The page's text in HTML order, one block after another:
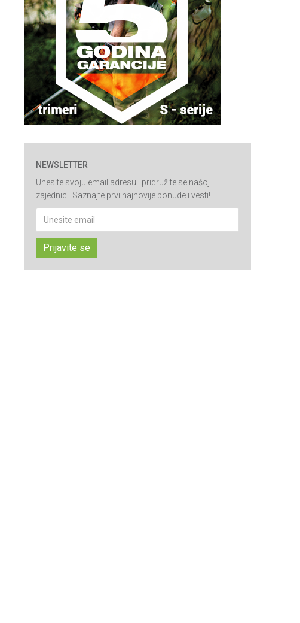
NEWSLETTER
Unesite svoju email adresu i pridružite se našoj
zajednici. Saznajte prvi najnovije ponude i vesti!
Prijavite se